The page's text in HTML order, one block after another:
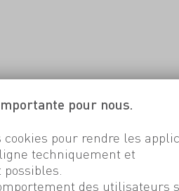
pour nous.
pour rendre les
techniquement et
des utilisateurs